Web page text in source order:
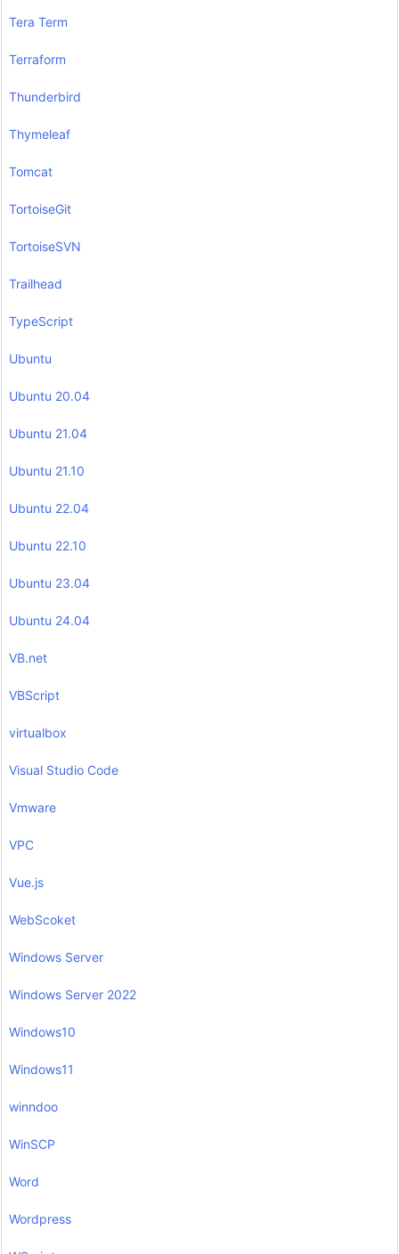
Tera Term
Terraform
Thunderbird
Thymeleaf
Tomcat
TortoiseGit
TortoiseSVN
Trailhead
TypeScript
Ubuntu
Ubuntu 20.04
Ubuntu 21.04
Ubuntu 21.10
Ubuntu 22.04
Ubuntu 22.10
Ubuntu 23.04
Ubuntu 24.04
VB.net
VBScript
virtualbox
Visual Studio Code
Vmware
VPC
Vue.js
WebScoket
Windows Server
Windows Server 2022
Windows10
Windows11
winndoo
WinSCP
Word
Wordpress